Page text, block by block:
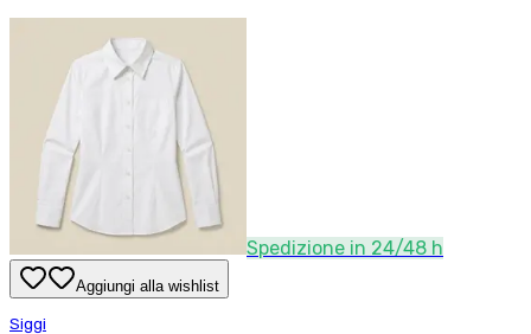
Spedizione in 24/48 h
Aggiungi alla wishlist
Siggi